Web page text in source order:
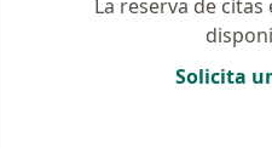
La reserva de
Solicita